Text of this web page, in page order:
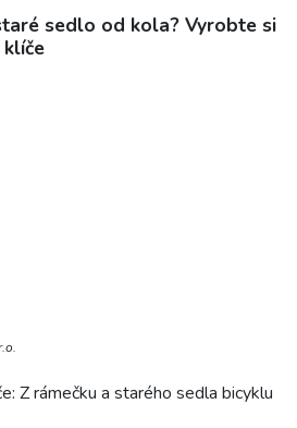
sedlo od kola? Vyrobte si
Z rámečku a starého sedla bicyklu